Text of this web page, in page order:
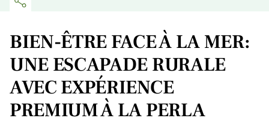
BIEN-ÊTRE FACE À LA MER:
UNE ESCAPADE RURALE
AVEC EXPÉRIENCE
PREMIUM À LA PERLA